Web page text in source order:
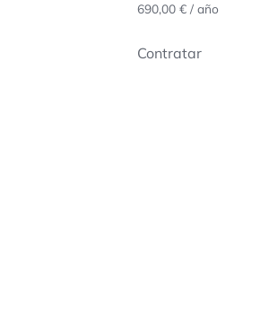
690,00€ / año
Contratar